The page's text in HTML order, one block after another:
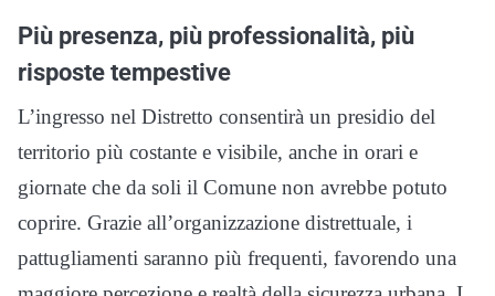
Più presenza, più professionalità, più
risposte tempestive
L’ingresso nel Distretto consentirà un presidio del
territorio più costante e visibile, anche in orari e
giornate che da soli il Comune non avrebbe potuto
coprire. Grazie all’organizzazione distrettuale, i
pattugliamenti saranno più frequenti, favorendo una